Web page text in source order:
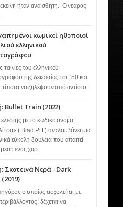
ήταν αναίσθητη. Ο νεαρός
κωμικοί ηθοποιοί
ελληνικού
ταινίες του ελληνικού
της δεκαετίας του '50 και
τίποτα να ζηλέψουν από αντίστο...
Bullet Train (2022)
με το κωδικό όνομα…
( Brad Pitt ) αναλαμβάνει μια
εύκολη δουλειά που απαιτεί
ενός χαρ...
Σκοτεινά Νερά - Dark
ο οποίος ασχολείται με
δέχεται να